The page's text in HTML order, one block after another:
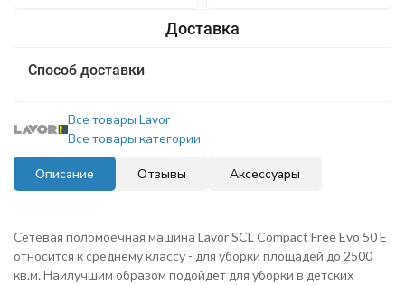
Способ доставки
Все товары Lavor
Все товары категории
Описание Отзывы Аксессуары
Сетевая поломоечная машина Lavor SCL Compact Free Evo 50 E
относится к среднему классу - для уборки площадей до 2500
кв.м. Наилучшим образом подойдет для уборки в детских